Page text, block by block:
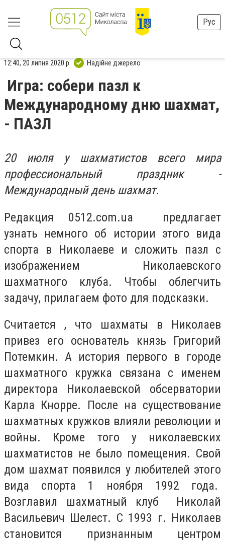
Рус
12:40, 20 липня 2020 р. Надійне джерело
Игра: собери пазл к
Международному дню шахмат,
- ПАЗЛ
20 июля у шахматистов всего мира
профессиональный праздник -
Международный день шахмат.
Редакция 0512.com.ua предлагает
узнать немного об истории этого вида
спорта в Николаеве и сложить пазл с
изображением Николаевского
шахматного клуба. Чтобы облегчить
задачу, прилагаем фото для подсказки.
Считается , что шахматы в Николаев
привез его основатель князь Григорий
Потемкин. А история первого в городе
шахматного кружка связана с именем
директора Николаевской обсерватории
Карла Кнорре. После на существование
шахматных кружков влияли революции и
войны. Кроме того у николаевских
шахматистов не было помещения. Свой
дом шахмат появился у любителей этого
вида спорта 1 ноября 1992 года.
Возглавил шахматный клуб Николай
Васильевич Шелест. С 1993 г. Николаев
становится признанным центром